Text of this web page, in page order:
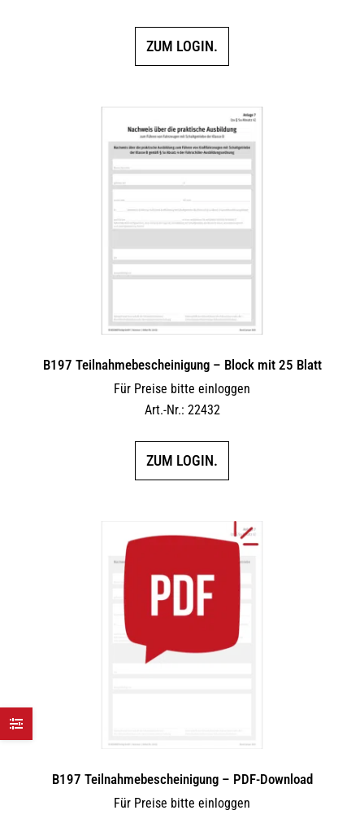
ZUM LOGIN.
B197 Teilnahmebescheinigung – Block mit 25 Blatt
Für Preise bitte einloggen
Art.-Nr.: 22432
ZUM LOGIN.
B197 Teilnahmebescheinigung – PDF-Download
Für Preise bitte einloggen